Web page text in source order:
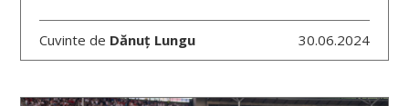
Cuvinte de Dănuț Lungu 30.06.2024